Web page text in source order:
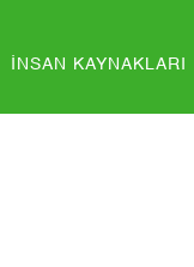
İNSAN KAYNAKLARI